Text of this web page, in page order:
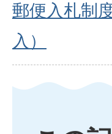
郵便入札制
入）